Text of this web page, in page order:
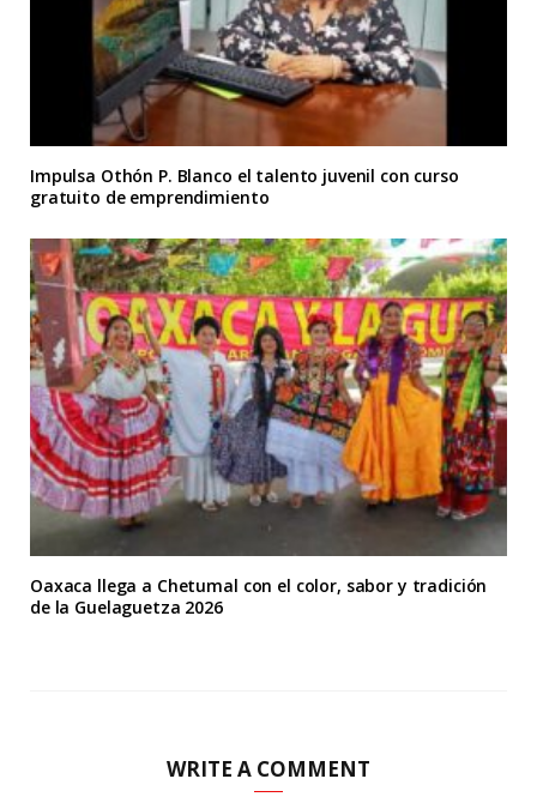
Impulsa Othón P. Blanco el talento juvenil con curso
gratuito de emprendimiento
Oaxaca llega a Chetumal con el color, sabor y tradición
de la Guelaguetza 2026
WRITE A COMMENT